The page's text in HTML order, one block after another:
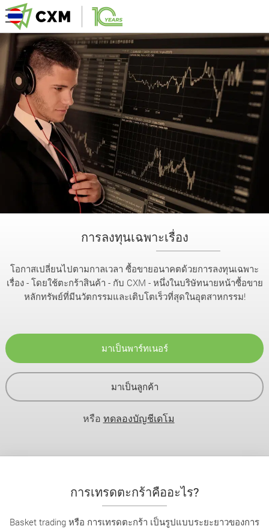
การลงทุนเฉพาะเรื่อง
โอกาสเปลี่ยนไปตามกาลเวลา ซื้อขายอนาคตด้วยการลงทุนเฉพาะ
เรื่อง - โดยใช้ตะกร้าสินค้า - กับ CXM - หนึ่งในบริษัทนายหน้าซื้อขาย
หลักทรัพย์ที่มีนวัตกรรมและเติบโตเร็วที่สุดในอุตสาหกรรม!
มาเป็นพาร์ทเนอร์
มาเป็นลูกค้า
หรือ ทดลองบัญชีเดโม
การเทรดตะกร้าคืออะไร?
Basket trading หรือ การเทรดตะกร้า เป็นรูปแบบระยะยาวของการ